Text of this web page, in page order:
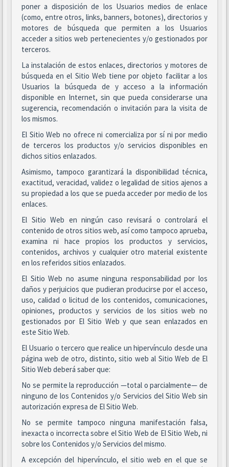
poner a disposición de los Usuarios medios de enlace
(como, entre otros, links, banners, botones), directorios y
motores de búsqueda que permiten a los Usuarios
acceder a sitios web pertenecientes y/o gestionados por
terceros.
La instalación de estos enlaces, directorios y motores de
búsqueda en el Sitio Web tiene por objeto facilitar a los
Usuarios la búsqueda de y acceso a la información
disponible en Internet, sin que pueda considerarse una
sugerencia, recomendación o invitación para la visita de
los mismos.
El Sitio Web no ofrece ni comercializa por sí ni por medio
de terceros los productos y/o servicios disponibles en
dichos sitios enlazados.
Asimismo, tampoco garantizará la disponibilidad técnica,
exactitud, veracidad, validez o legalidad de sitios ajenos a
su propiedad a los que se pueda acceder por medio de los
enlaces.
El Sitio Web en ningún caso revisará o controlará el
contenido de otros sitios web, así como tampoco aprueba,
examina ni hace propios los productos y servicios,
contenidos, archivos y cualquier otro material existente
en los referidos sitios enlazados.
El Sitio Web no asume ninguna responsabilidad por los
daños y perjuicios que pudieran producirse por el acceso,
uso, calidad o licitud de los contenidos, comunicaciones,
opiniones, productos y servicios de los sitios web no
gestionados por El Sitio Web y que sean enlazados en
este Sitio Web.
El Usuario o tercero que realice un hipervínculo desde una
página web de otro, distinto, sitio web al Sitio Web de El
Sitio Web deberá saber que:
No se permite la reproducción —total o parcialmente— de
ninguno de los Contenidos y/o Servicios del Sitio Web sin
autorización expresa de El Sitio Web.
No se permite tampoco ninguna manifestación falsa,
inexacta o incorrecta sobre el Sitio Web de El Sitio Web, ni
sobre los Contenidos y/o Servicios del mismo.
A excepción del hipervínculo, el sitio web en el que se